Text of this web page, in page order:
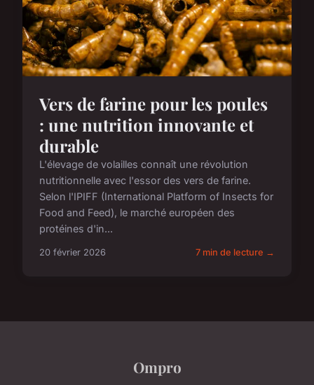
Vers de farine pour les poules
: une nutrition innovante et
durable
L'élevage de volailles connaît une révolution
nutritionnelle avec l'essor des vers de farine.
Selon l'IPIFF (International Platform of Insects for
Food and Feed), le marché européen des
protéines d'in...
20 février 2026 7 min de lecture →
Ompro